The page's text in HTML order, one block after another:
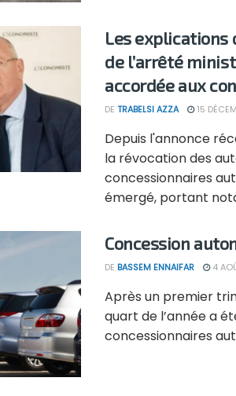
Les explications
de l’arrêté
accordée aux
DE TRABELSI AZZA 15
Depuis l'annonce
la révocation des
concessionnaires
émergé, portant
Concession
DE BASSEM ENNAIFAR 4
Après un premier
quart de l’année a
concessionnaires